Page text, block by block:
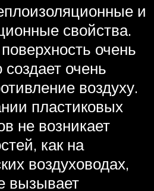
и
свойства.
очень
создает очень
воздуху.
пластиковых
не возникает
как на
воздуховодах,
вызывает